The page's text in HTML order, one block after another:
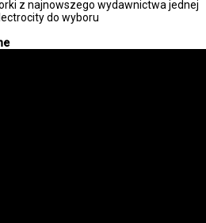
z najnowszego wydawnictwa jednej
do wyboru